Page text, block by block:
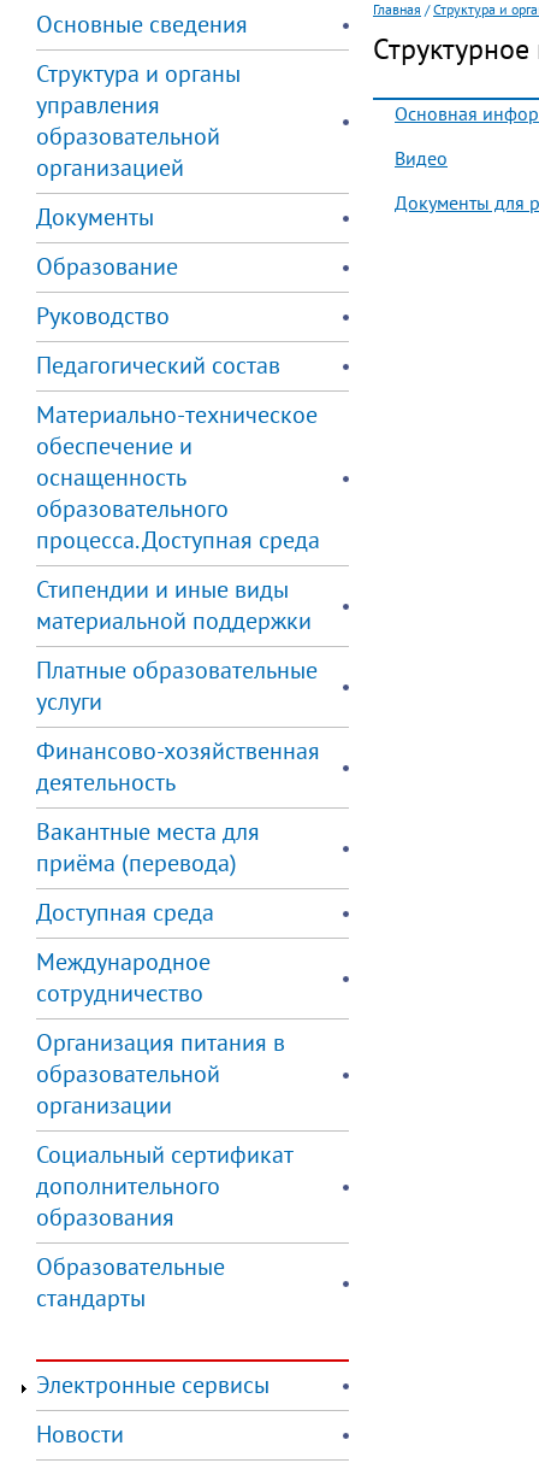
Основные сведения
Структура и органы
управления
образовательной
организацией
Документы
Образование
Руководство
Педагогический состав
Материально-техническое
обеспечение и
оснащенность
образовательного
процесса. Доступная среда
Стипендии и иные виды
материальной поддержки
Платные образовательные
услуги
Финансово-хозяйственная
деятельность
Вакантные места для
приёма (перевода)
Доступная среда
Международное
сотрудничество
Организация питания в
образовательной
организации
Социальный сертификат
дополнительного
образования
Образовательные
стандарты
Электронные сервисы
Новости
Главная /Структура и
Основная
Видео
Документы для